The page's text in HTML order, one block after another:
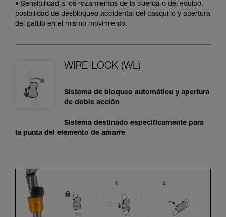
• Sensibilidad a los rozamientos de la cuerda o del equipo,
posibilidad de desbloqueo accidental del casquillo y apertura
del gatillo en el mismo movimiento.
WIRE-LOCK (WL)
Sistema de bloqueo automático y apertura
de doble acción
Sistema destinado específicamente para
la punta del elemento de amarre